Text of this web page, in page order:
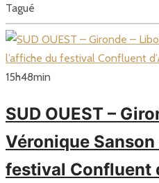
Tagué
15h48min
SUD OUEST –
Véronique Sanson
festival Confluent